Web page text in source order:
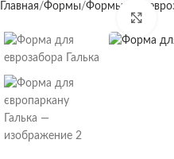
Главная Формы Формы для